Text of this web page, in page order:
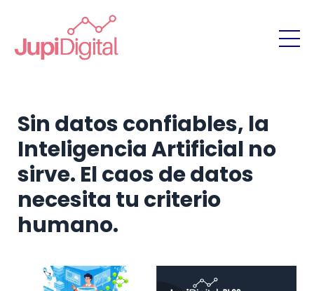
Sin datos confiables, la
Inteligencia Artificial no
sirve. El caos de datos
necesita tu criterio
humano.